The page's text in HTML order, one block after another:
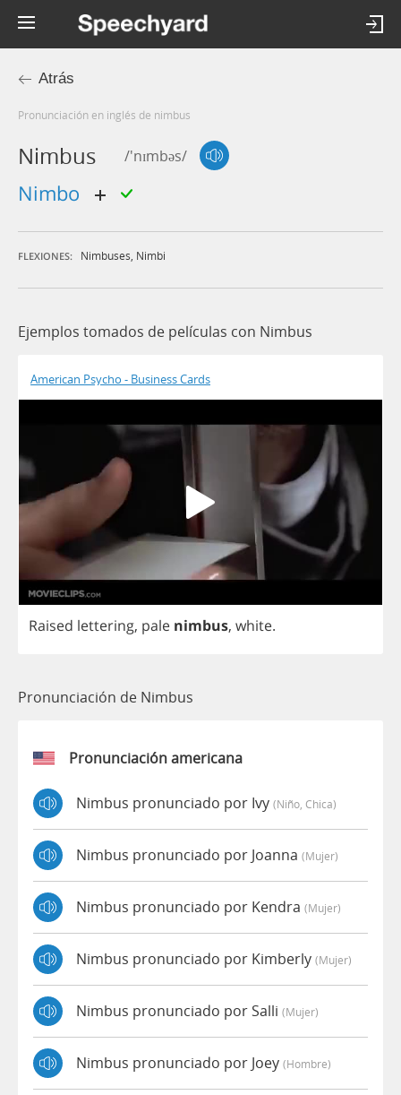
Atrás
Pronunciación en inglés de nimbus
Nimbus /'nɪmbəs/
nimbo
FLEXIONES: Nimbuses, Nimbi
Ejemplos tomados de películas con Nimbus
American Psycho - Business Cards
Raised lettering, pale nimbus, white.
Pronunciación de Nimbus
Pronunciación americana
Nimbus pronunciado por Ivy (niño, Chica)
Nimbus pronunciado por Joanna (mujer)
Nimbus pronunciado por Kendra (mujer)
Nimbus pronunciado por Kimberly (mujer)
Nimbus pronunciado por Salli (mujer)
Nimbus pronunciado por Joey (hombre)